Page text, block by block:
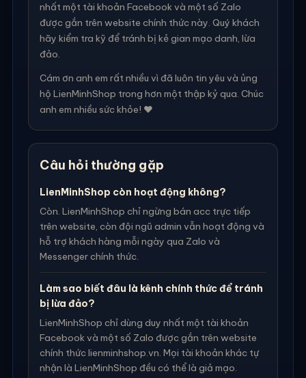
nhất một tài khoản Facebook và một số Zalo
được gắn trên website chính thức này. Quý khách
hãy kiểm tra kỹ để tránh bị kẻ gian mạo danh, lừa
đảo.
Cám ơn anh em rất nhiều vì đã luôn tin yêu và ủng
hộ LienMinhShop trong hơn một thập kỷ qua. Chúc
anh em nhiều sức khỏe! ❤️
Câu hỏi thường gặp
LienMinhShop còn hoạt động không?
Còn. LienMinhShop chỉ ngừng bán acc trực tiếp
trên website, còn đội ngũ admin vẫn hoạt động và
hỗ trợ khách hàng mỗi ngày qua Zalo và
Messenger chính thức.
Làm sao biết đâu là kênh chính thức để tránh
bị lừa đảo?
LienMinhShop chỉ dùng duy nhất một tài khoản
Facebook và một số Zalo được gắn trên website
chính thức lienminhshop.vn. Mọi tài khoản khác tự
nhận là LienMinhShop đều có thể là giả mạo.